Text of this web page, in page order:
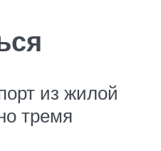
из жилой
тремя